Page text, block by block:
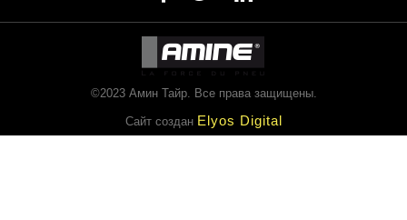
©2023 Амин Тайр. Все права защищены.
Сайт создан Elyos Digital